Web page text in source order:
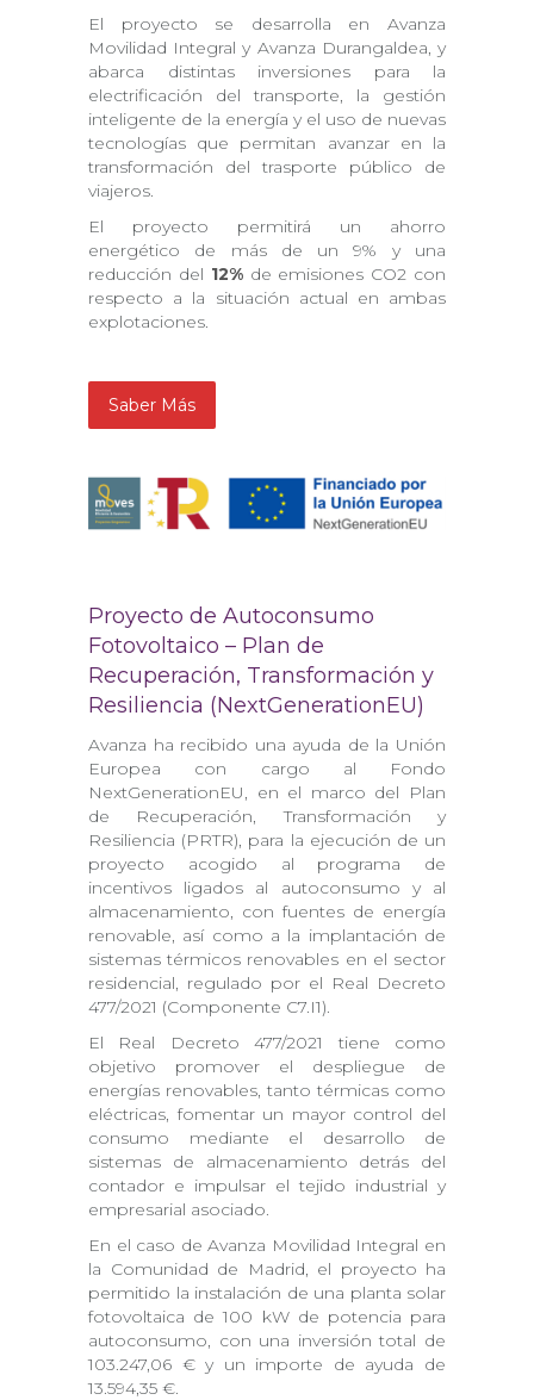
El proyecto se desarrolla en Avanza
Movilidad Integral y Avanza Durangaldea, y
abarca distintas inversiones para la
electrificación del transporte, la gestión
inteligente de la energía y el uso de nuevas
tecnologías que permitan avanzar en la
transformación del trasporte público de
viajeros.
El proyecto permitirá un ahorro
energético de más de un 9% y una
reducción del 12%de emisiones CO2 con
respecto a la situación actual en ambas
explotaciones.
Saber Más
Proyecto de Autoconsumo
Fotovoltaico – Plan de
Recuperación, Transformación y
Resiliencia (NextGenerationEU)
Avanza ha recibido una ayuda de la Unión
Europea con cargo al Fondo
NextGenerationEU, en el marco del Plan
de Recuperación, Transformación y
Resiliencia (PRTR), para la ejecución de un
proyecto acogido al programa de
incentivos ligados al autoconsumo y al
almacenamiento, con fuentes de energía
renovable, así como a la implantación de
sistemas térmicos renovables en el sector
residencial, regulado por el Real Decreto
477/2021 (Componente C7.I1).
El Real Decreto 477/2021 tiene como
objetivo promover el despliegue de
energías renovables, tanto térmicas como
eléctricas, fomentar un mayor control del
consumo mediante el desarrollo de
sistemas de almacenamiento detrás del
contador e impulsar el tejido industrial y
empresarial asociado.
En el caso de Avanza Movilidad Integral en
la Comunidad de Madrid, el proyecto ha
permitido la instalación de una planta solar
fotovoltaica de 100 kW de potencia para
autoconsumo, con una inversión total de
103.247,06 € y un importe de ayuda de
13.594,35 €.